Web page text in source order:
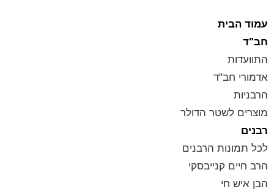
עמוד הבית
חב"ד
התוועדות
אדמורי חב"ד
הרבניות
מוצרים לשטר הדולר
רבנים
לכל תמונות הרבנים
הרב חיים קנייבסקי
הבן איש חי